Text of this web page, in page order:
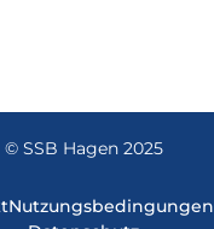
© SSB Hagen 2025
Nutzungsbedingungen